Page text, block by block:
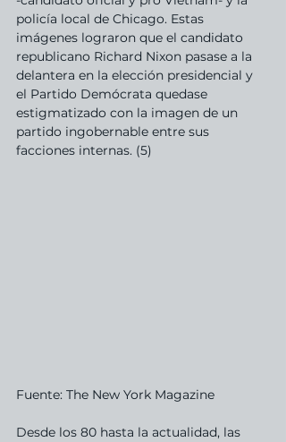
policía local de Chicago. Estas
imágenes lograron que el candidato
republicano Richard Nixon pasase a la
delantera en la elección presidencial y
el Partido Demócrata quedase
estigmatizado con la imagen de un
partido ingobernable entre sus
facciones internas. (5)
Fuente: The New York Magazine
Desde los 80 hasta la actualidad, las